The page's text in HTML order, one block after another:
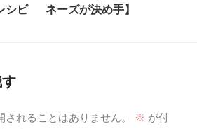
シピ
ネーズが決め手】
されることはありません。 ※ が付